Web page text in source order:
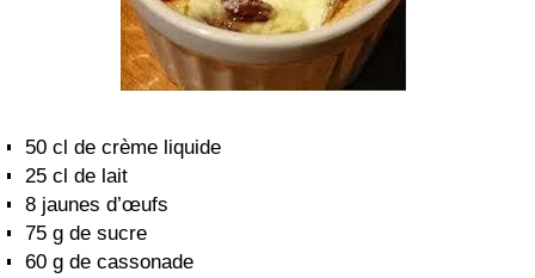
50 cl de crème liquide
25 cl de lait
8 jaunes d’œufs
75 g de sucre
60 g de cassonade